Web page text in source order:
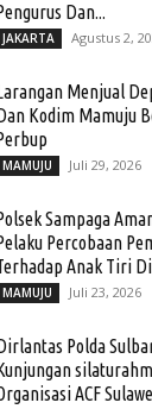
Dan...
JAKARTA Agustus 2,
Menjual
Kodim Mamuju
MAMUJU Juli 29, 2026
Sampaga
Percobaan
Anak Tiri
MAMUJU Juli 23, 2026
Polda
ACF